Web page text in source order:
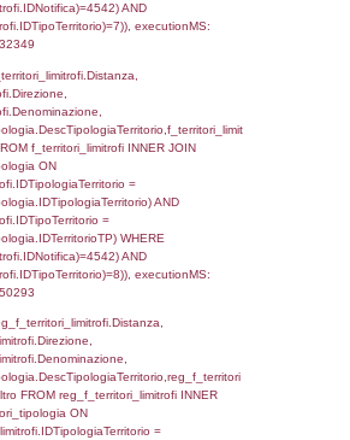
=
=
)
= 4542 ) AND
= 1)
0.054263830184937
SELECT f_territori_limitrofi.Distanza,
INNER JOIN
=